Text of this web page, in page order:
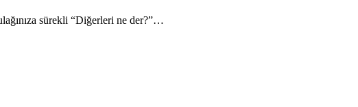
sürekli “Diğerleri ne der?”…